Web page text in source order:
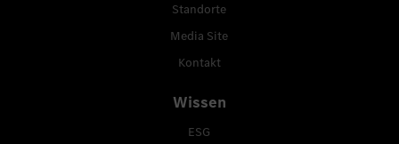
Standorte
Media Site
Kontakt
Wissen
ESG